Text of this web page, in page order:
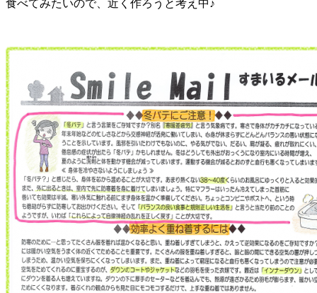
食べてみたいので、近く作ろうと考え中♪